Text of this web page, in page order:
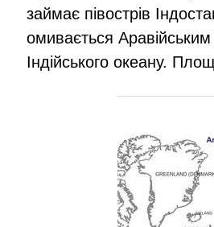
займає півострів
омивається
Індійського океану.